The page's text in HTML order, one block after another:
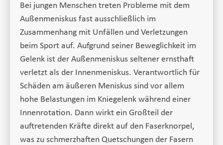
Bei jungen Menschen treten Probleme mit dem
Außenmeniskus fast ausschließlich im
Zusammenhang mit Unfällen und Verletzungen
beim Sport auf. Aufgrund seiner Beweglichkeit im
Gelenk ist der Außenmeniskus seltener ernsthaft
verletzt als der Innenmeniskus. Verantwortlich für
Schäden am äußeren Meniskus sind vor allem
hohe Belastungen im Kniegelenk während einer
Innenrotation. Dann wirkt ein Großteil der
auftretenden Kräfte direkt auf den Faserknorpel,
was zu schmerzhaften Quetschungen der Fasern